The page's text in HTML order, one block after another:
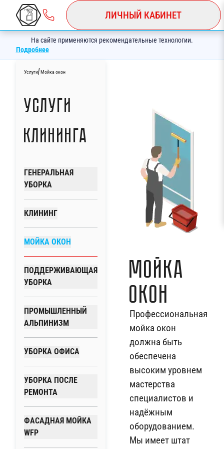
ЛИЧНЫЙ КАБИНЕТ
На сайте применяются рекомендательные технологии.
Подробнее
Услуги/Мойка окон
Услуги
клининга
ГЕНЕРАЛЬНАЯ
УБОРКА
КЛИНИНГ
МОЙКА ОКОН
ПОДДЕРЖИВАЮЩАЯ
УБОРКА
ПРОМЫШЛЕННЫЙ
АЛЬПИНИЗМ
УБОРКА ОФИСА
УБОРКА ПОСЛЕ
РЕМОНТА
ФАСАДНАЯ МОЙКА
WFP
Мойка
окон
Профессиональная
мойка окон
должна быть
обеспечена
высоким уровнем
мастерства
специалистов и
надёжным
оборудованием.
Мы имеет штат